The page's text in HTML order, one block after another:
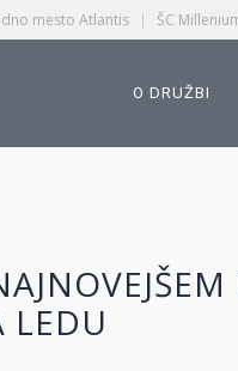
mesto Atlantis | ŠC
O DRUŽBI
LEDU